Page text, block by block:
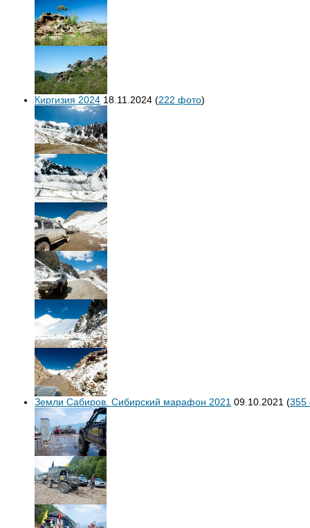
Киргизия 2024 18.11.2024 (222 фото)
Земли Сабиров. Сибирский марафон 2021 09.10.2021 (355